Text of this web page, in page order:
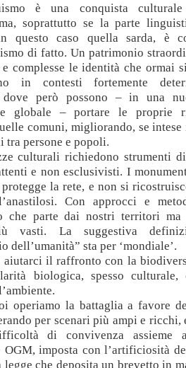
è una conquista culturale
soprattutto se la parte
questo caso quella sarda, è
di fatto. Un patrimonio
complesse le identità che ormai
in contesti fortemente
dove però possono – in una
globale – portare le proprie
comuni, migliorando, se
tra persone e popoli.
culturali richiedono strumenti
e non esclusivisti. I
protegge la rete, e non si
Con approcci e
che parte dai nostri territori
vasti. La suggestiva
dell’umanità” sta per ‘mondiale’.
aiutarci il raffronto con la
biologica, spesso culturale,
operiamo la battaglia a favore
per scenari più ampi e ricchi,
di convivenza assieme
OGM, imposta con l’artificiosità
legge che deposita un brevetto in